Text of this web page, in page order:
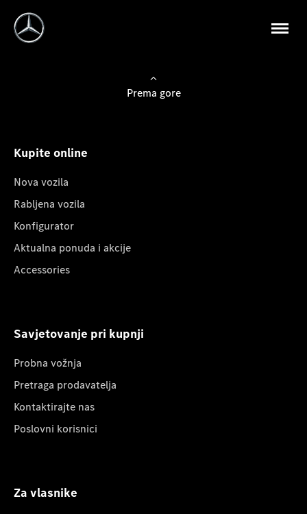
Prema gore
Kupite online
Nova vozila
Rabljena vozila
Konfigurator
Aktualna ponuda i akcije
Accessories
Savjetovanje pri kupnji
Probna vožnja
Pretraga prodavatelja
Kontaktirajte nas
Poslovni korisnici
Za vlasnike